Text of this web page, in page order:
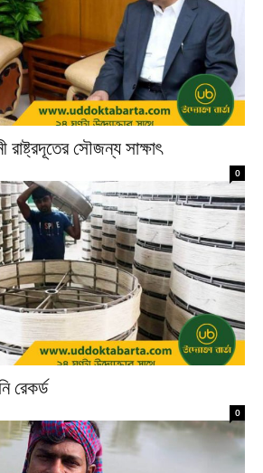
রাষ্ট্রদূতের সৌজন্য সাক্ষাৎ
0
রেকর্ড
0